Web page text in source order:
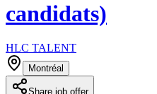
candidats)
HLC TALENT
Montréal
Share job offer